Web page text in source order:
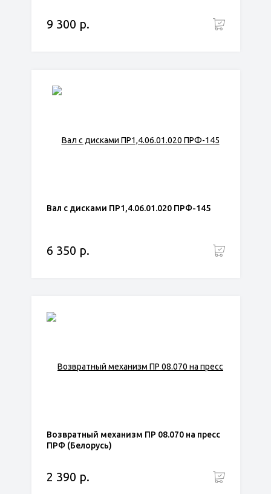
9 300 р.
Вал с дисками ПР1,4.06.01.020 ПРФ-145
6 350 р.
Возвратный механизм ПР 08.070 на пресс
ПРФ (Белорусь)
2 390 р.